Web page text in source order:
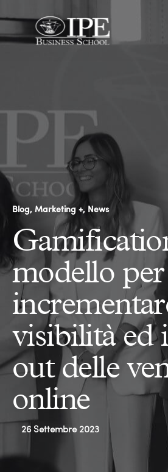
Blog Marketing + News
modello per
visibilità ed
out delle
online
26 Settembre 2023